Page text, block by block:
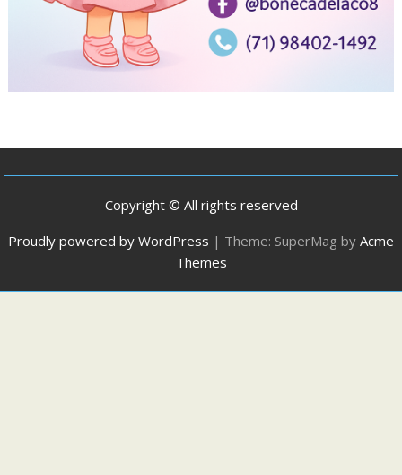
Copyright © All rights reserved
Proudly powered by WordPress | Theme: SuperMag by Acme
Themes